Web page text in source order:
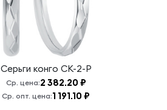
Серьги конго СК-2-Р
Ср. цена:2 382.20 ₽
Ср. опт. цена:1 191.10 ₽